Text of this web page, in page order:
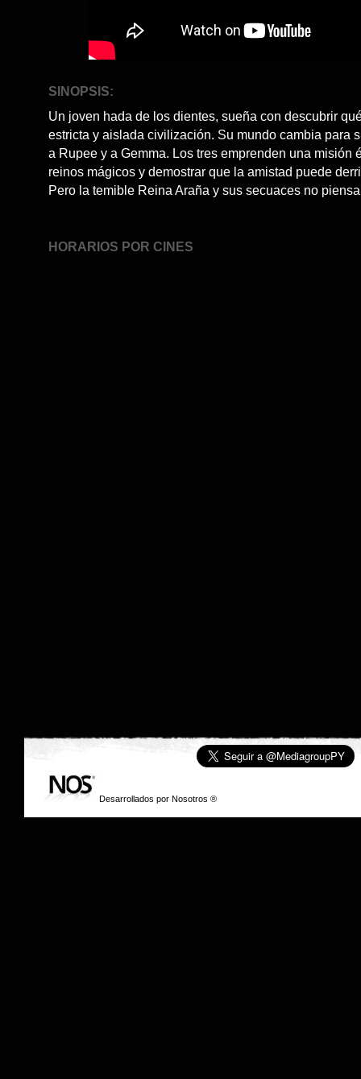
SINOPSIS:
Un joven hada de los dientes, sueña con descubrir
estricta y aislada civilización. Su mundo cambia para
a Rupee y a Gemma. Los tres emprenden una misión
reinos mágicos y demostrar que la amistad puede
Pero la temible Reina Araña y sus secuaces no
HORARIOS POR CINES
Desarrollados por Nosotros ® © 2006